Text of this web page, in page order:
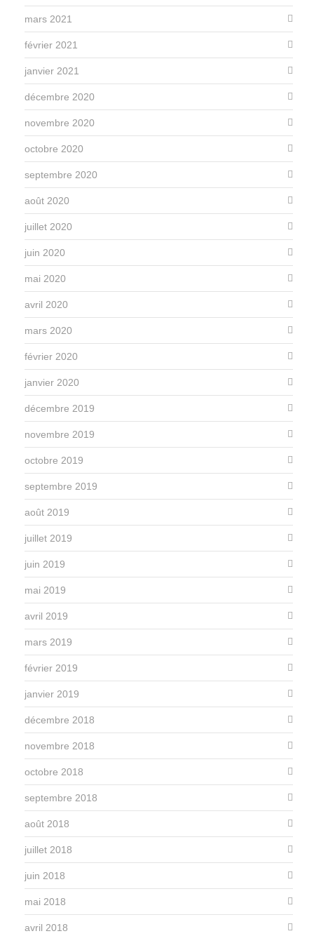
mars 2021
février 2021
janvier 2021
décembre 2020
novembre 2020
octobre 2020
septembre 2020
août 2020
juillet 2020
juin 2020
mai 2020
avril 2020
mars 2020
février 2020
janvier 2020
décembre 2019
novembre 2019
octobre 2019
septembre 2019
août 2019
juillet 2019
juin 2019
mai 2019
avril 2019
mars 2019
février 2019
janvier 2019
décembre 2018
novembre 2018
octobre 2018
septembre 2018
août 2018
juillet 2018
juin 2018
mai 2018
avril 2018